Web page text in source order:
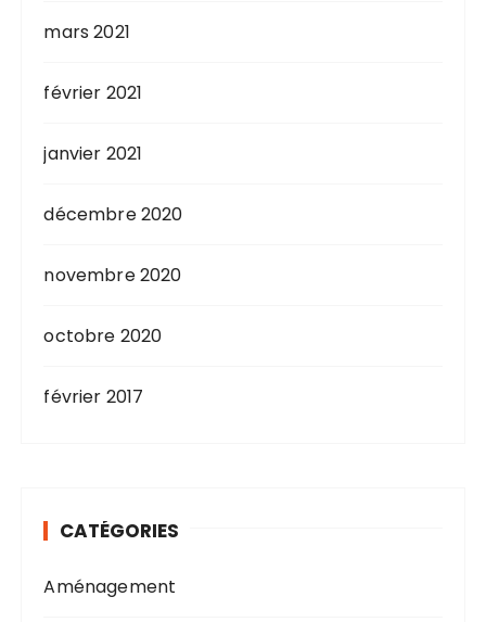
mars 2021
février 2021
janvier 2021
décembre 2020
novembre 2020
octobre 2020
février 2017
CATÉGORIES
Aménagement